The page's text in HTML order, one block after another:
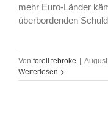
mehr Euro-Länder
überbordenden
Von forell.tebroke
Weiterlesen